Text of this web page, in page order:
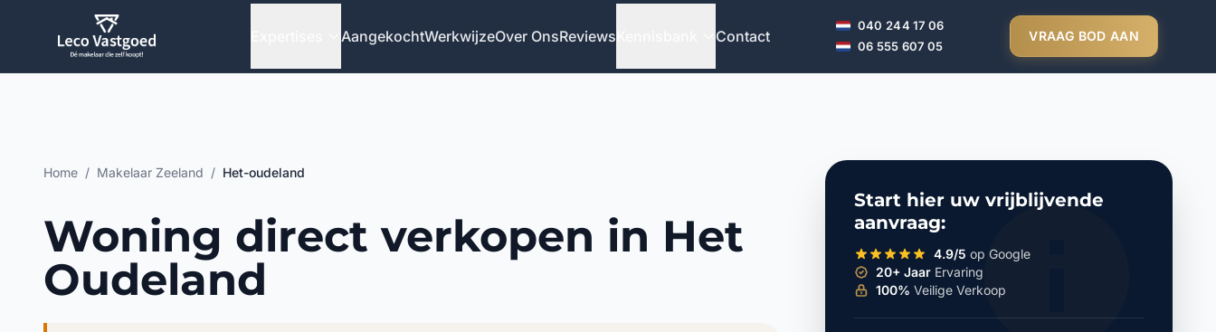
Ga direct naar inhoud
AangekochtWerkwijzeOver OnsReviews Contact
040 244 17 06
06 555 607 05
VRAAG BOD AAN
Home / Makelaar Zeeland / Het-oudeland
Woning direct verkopen in Het
Oudeland
Start hier uw vrijblijvende
aanvraag:
4.9/5 op Google
20+ Jaar Ervaring
100% Veilige Verkoop